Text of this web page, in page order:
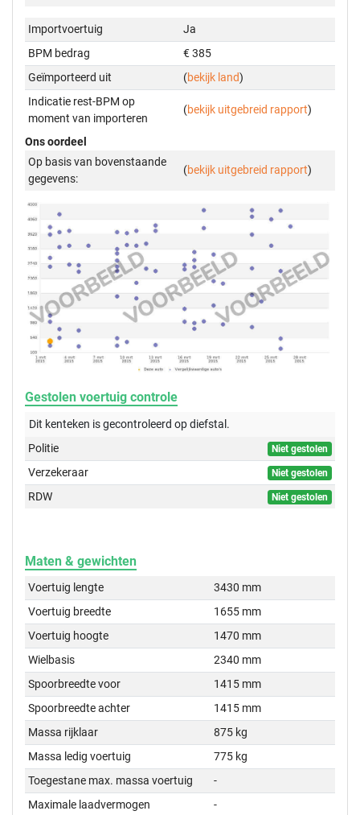
Importvoertuig
Ja
BPM bedrag
€ 385
Geïmporteerd uit
(bekijk land)
Indicatie rest-BPM op
moment van importeren
(bekijk uitgebreid rapport)
Ons oordeel
Op basis van bovenstaande
gegevens:
(bekijk uitgebreid rapport)
Gestolen voertuig controle
Dit kenteken is gecontroleerd opdiefstal.
Politie
Niet gestolen
Verzekeraar Niet gestolen
RDW Niet gestolen
Maten & gewichten
Voertuig lengte
3430 mm
Voertuig breedte
1655 mm
Voertuig hoogte
1470 mm
Wielbasis
2340 mm
Spoorbreedte voor
1415 mm
Spoorbreedte achter
1415 mm
Massa rijklaar
875 kg
Massa ledig voertuig
775 kg
Toegestane max. massa voertuig
-
Maximale laadvermogen
-